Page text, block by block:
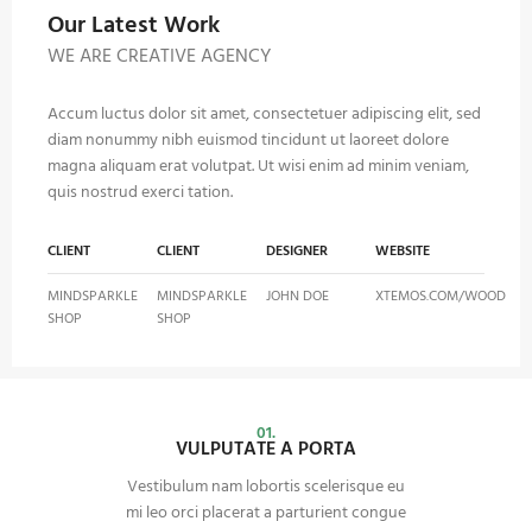
Our Latest Work
WE ARE CREATIVE AGENCY
Accum luctus dolor sit amet, consectetuer adipiscing elit, sed
diam nonummy nibh euismod tincidunt ut laoreet dolore
magna aliquam erat volutpat. Ut wisi enim ad minim veniam,
quis nostrud exerci tation.
CLIENT
MINDSPARKLE
SHOP
CLIENT
MINDSPARKLE
SHOP
DESIGNER
JOHN DOE
WEBSITE
XTEMOS.COM/WOOD
01.
VULPUTATE A PORTA
Vestibulum nam lobortis scelerisque eu
mi leo orci placerat a parturient congue